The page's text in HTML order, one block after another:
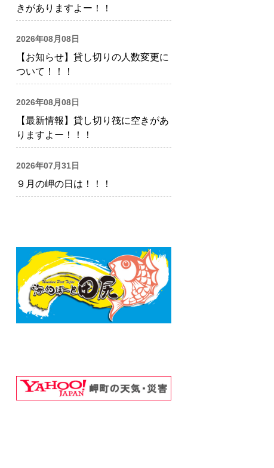
きがありますよー！！
2026年08月08日
【お知らせ】貸し切りの人数変更に
ついて！！！
2026年08月08日
【最新情報】貸し切り筏に空きがあ
りますよー！！！
2026年07月31日
９月の岬の日は！！！